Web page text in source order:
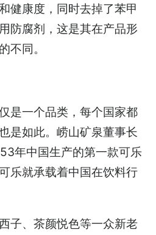
健康度，同时去掉了苯甲
防腐剂，这是其在产品形
不同。
是一个品类，每个国家都
是如此。崂山矿泉董事长
年中国生产的第一款可乐
就承载着中国在饮料行
子、茶颜悦色等一众新老